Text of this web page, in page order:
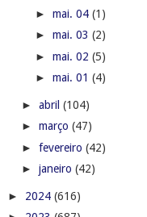
► mai. 04 (1)
► mai. 03 (2)
► mai. 02 (5)
► mai. 01 (4)
► abril (104)
► março (47)
► fevereiro (42)
► janeiro (42)
► 2024 (616)